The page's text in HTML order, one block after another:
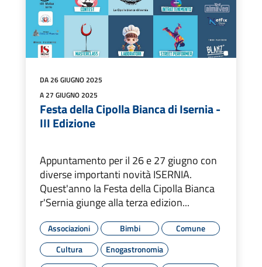
DA 26 GIUGNO 2025
A 27 GIUGNO 2025
Festa della Cipolla Bianca di Isernia -
III Edizione
Appuntamento per il 26 e 27 giugno con
diverse importanti novità ISERNIA.
Quest'anno la Festa della Cipolla Bianca
r'Sernia giunge alla terza edizion...
Associazioni Bimbi
Comune
Cultura
Enogastronomia